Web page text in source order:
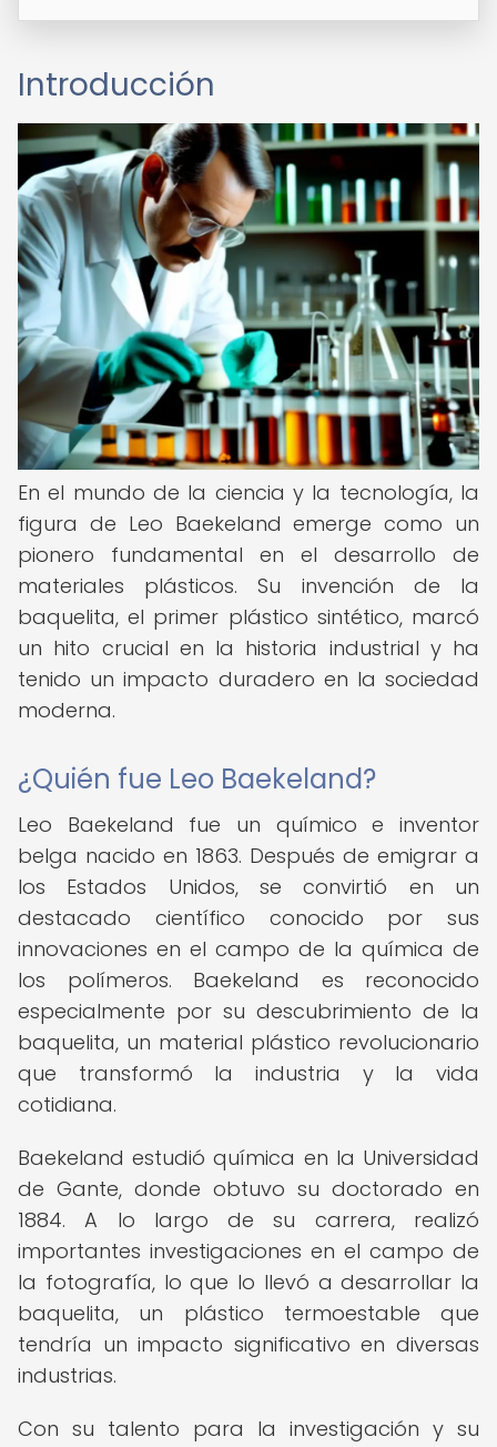
Introducción
En el mundo de la ciencia y la tecnología, la
figura de Leo Baekeland emerge como un
pionero fundamental en el desarrollo de
materiales plásticos. Su invención de la
baquelita, el primer plástico sintético, marcó
un hito crucial en la historia industrial y ha
tenido un impacto duradero en la sociedad
moderna.
¿Quién fue Leo Baekeland?
Leo Baekeland fue un químico e inventor
belga nacido en 1863. Después de emigrar a
los Estados Unidos, se convirtió en un
destacado científico conocido por sus
innovaciones en el campo de la química de
los polímeros. Baekeland es reconocido
especialmente por su descubrimiento de la
baquelita, un material plástico revolucionario
que transformó la industria y la vida
cotidiana.
Baekeland estudió química en la Universidad
de Gante, donde obtuvo su doctorado en
1884. A lo largo de su carrera, realizó
importantes investigaciones en el campo de
la fotografía, lo que lo llevó a desarrollar la
baquelita, un plástico termoestable que
tendría un impacto significativo en diversas
industrias.
Con su talento para la investigación y su